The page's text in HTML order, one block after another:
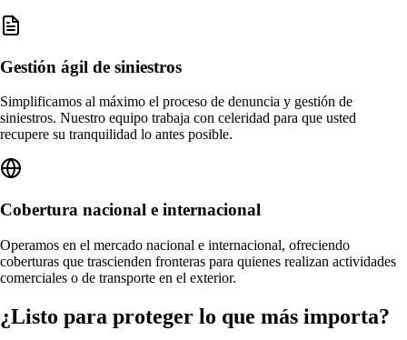
Gestión ágil de siniestros
Simplificamos al máximo el proceso de denuncia y gestión de
siniestros. Nuestro equipo trabaja con celeridad para que usted
recupere su tranquilidad lo antes posible.
Cobertura nacional e internacional
Operamos en el mercado nacional e internacional, ofreciendo
coberturas que trascienden fronteras para quienes realizan actividades
comerciales o de transporte en el exterior.
¿Listo para proteger lo que más importa?